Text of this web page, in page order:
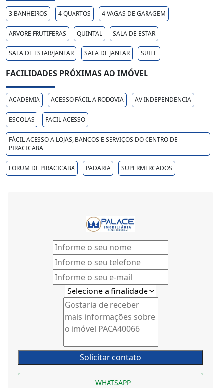
3 BANHEIROS 4 QUARTOS 4 VAGAS DE GARAGEM
ARVORE FRUTIFERAS QUINTAL SALA DE ESTAR
SALA DE ESTAR/JANTAR SALA DE JANTAR SUITE
FACILIDADES PRÓXIMAS AO IMÓVEL
ACADEMIA ACESSO FÁCIL A RODOVIA AV INDEPENDENCIA
ESCOLAS FACIL ACESSO
FÁCIL ACESSO A LOJAS, BANCOS E SERVIÇOS DO CENTRO DE
PIRACICABA
FORUM DE PIRACICABA PADARIA SUPERMERCADOS
Solicitar contato
WHATSAPP